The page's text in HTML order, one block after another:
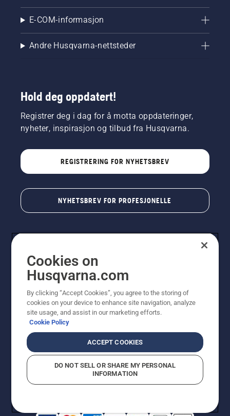
E-COM-informasjon
Andre Husqvarna-nettsteder
Hold deg oppdatert!
Registrer deg i dag for å motta oppdateringer,
nyheter, inspirasjon og tilbud fra Husqvarna.
REGISTRERING FOR NYHETSBREV
NYHETSBREV FOR PROFESJONELLE
© Husqvarna AB (utgiver). Med enerett. Angitte priser
er veiledende priser. Alle oppgitte priser er veiledende
tilgjengelig for direkte kjøp.
Rapportering av mistanker om regelbruddÅpenhetsloven
Likestilling
Cookies on
Husqvarna.com
By clicking “Accept Cookies”, you agree to the storing of
cookies on your device to enhance site navigation, analyze
site usage, and assist in our marketing efforts.
Cookie Policy
ACCEPT COOKIES
DO NOT SELL OR SHARE MY PERSONAL
INFORMATION